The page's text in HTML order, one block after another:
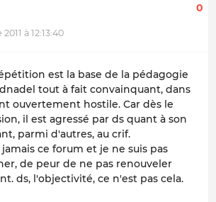
à 12:13:40
0
est la base de la pédagogie
tout à fait convainquant, dans
ouvertement hostile. Car dès le
il est agressé par ds quant à son
parmi d'autres, au crif.
ce forum et je ne suis pas
de peur de ne pas renouveler
ds, l'objectivité, ce n'est pas cela.